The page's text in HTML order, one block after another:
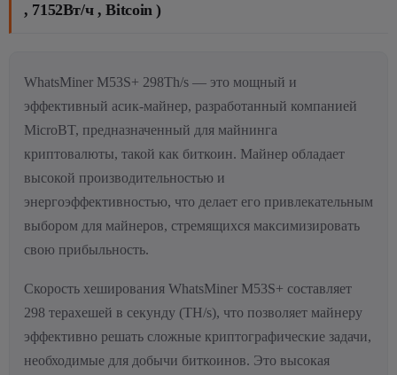
, 7152Вт/ч , Bitcoin )
WhatsMiner M53S+ 298Th/s — это мощный и
эффективный асик-майнер, разработанный компанией
MicroBT, предназначенный для майнинга
криптовалюты, такой как биткоин. Майнер обладает
высокой производительностью и
энергоэффективностью, что делает его привлекательным
выбором для майнеров, стремящихся максимизировать
свою прибыльность.
Скорость хеширования WhatsMiner M53S+ составляет
298 терахешей в секунду (TH/s), что позволяет майнеру
эффективно решать сложные криптографические задачи,
необходимые для добычи биткоинов. Это высокая